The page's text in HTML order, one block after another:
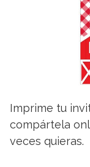
Imprime tu
compártela
veces quieras.